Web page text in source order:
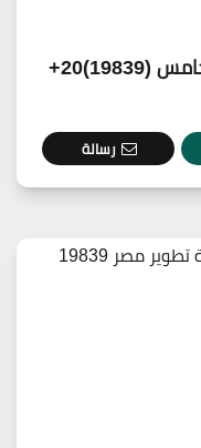
كمبوند فيفث سكوير التجمع الخامس (19839)20+
رسالة